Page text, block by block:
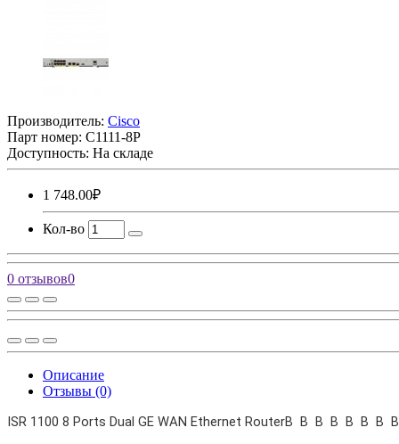
Производитель: Cisco
Парт номер: C1111-8P
Доступность: На складе
1 748.00₽
Кол-во
0 отзывов0
Описание
Отзывы (0)
ISR 1100 8 Ports Dual GE WAN Ethernet RouterВ В В В В В В